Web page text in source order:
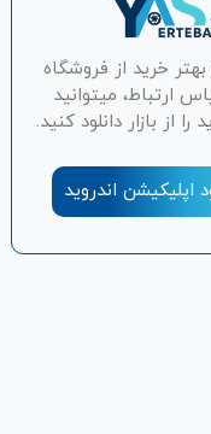
بهتر خرید از فروشگاه
ارتباط، میتوانید
از بازار دانلود کنید.
اپلیکیشن اندروید